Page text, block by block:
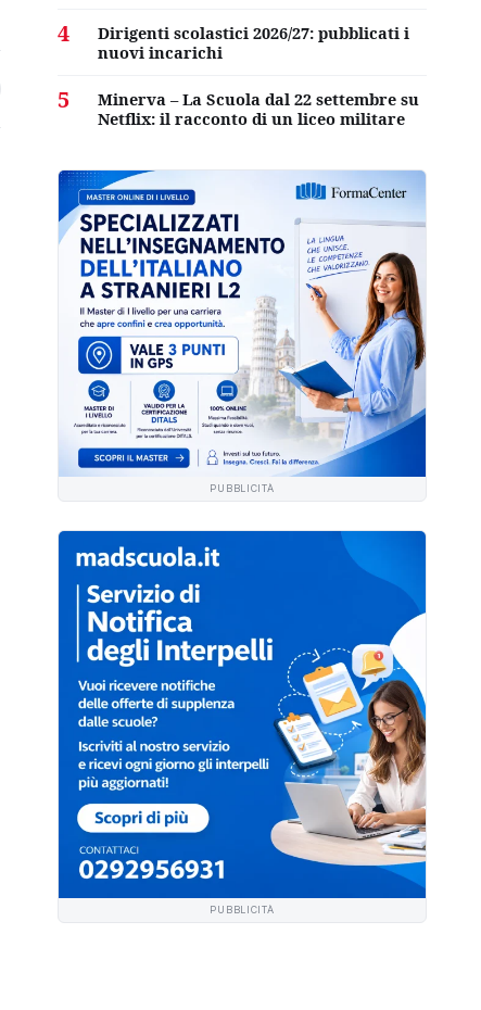
4
Dirigenti scolastici 2026/27: pubblicati i
nuovi incarichi
5
Minerva – La Scuola dal 22 settembre su
Netflix: il racconto di un liceo militare
PUBBLICITÀ
PUBBLICITÀ